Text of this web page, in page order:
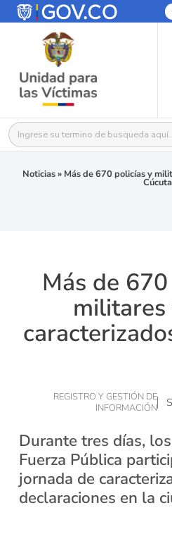
Buscar:
Noticias» Más de 670 policías y
Cúcuta
Más de
REGISTRO Y GESTIÓN DE
INFORMACIÓN
Durante tres días,
Fuerza Pública
jornada de
declaraciones en la